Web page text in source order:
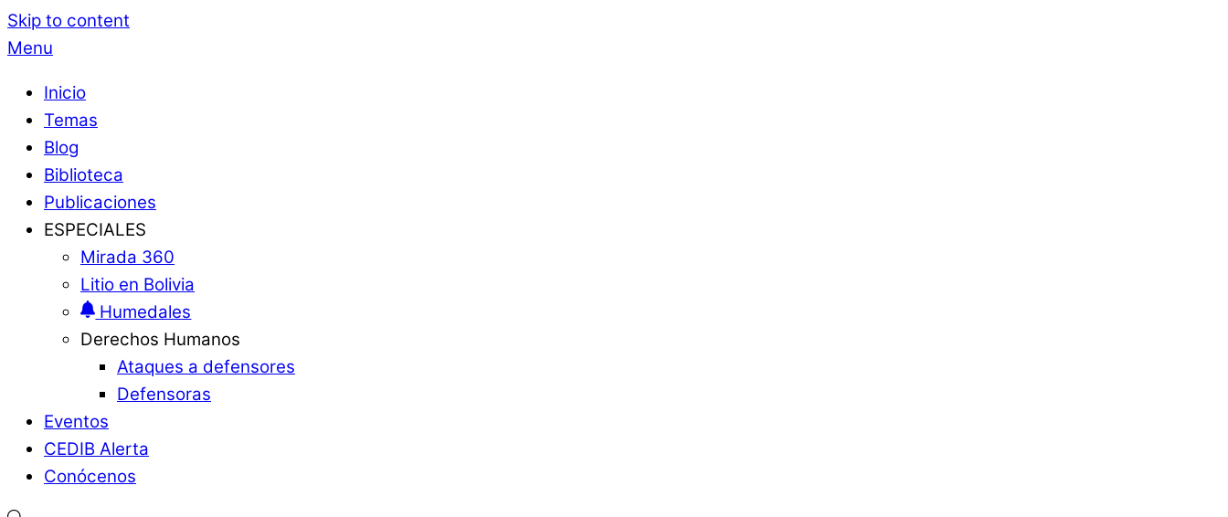
Skip to content
Menu
Inicio
Temas
Blog
Biblioteca
Publicaciones
ESPECIALES
Mirada 360
Litio en Bolivia
Humedales
Derechos Humanos
Ataques a defensores
Defensoras
Eventos
CEDIB Alerta
Conócenos